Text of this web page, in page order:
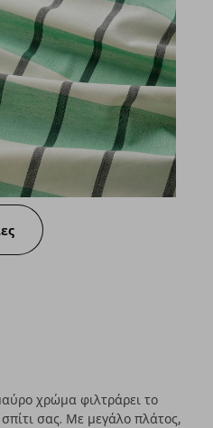
χρώμα φιλτράρει το
σας. Με μεγάλο πλάτος,